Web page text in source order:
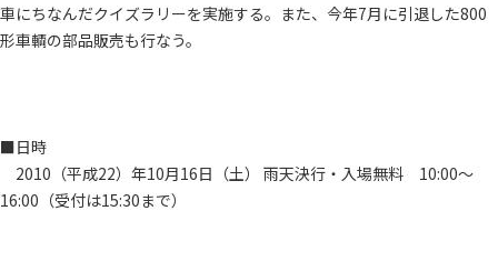
車にちなんだクイズラリーを実施する。また、今年7月に引退した800
形車輌の部品販売も行なう。
■日時
2010（平成22）年10月16日（土） 雨天決行・入場無料 10:00～
16:00（受付は15:30まで）